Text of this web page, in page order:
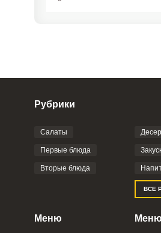
Фото до 4 шт, до 5 mb
Отправляя эту форму, вы
Политикой
соглашением
Рубрики
Салаты
Первые блюда
Вторые блюда
ВСЕ
Меню Меню